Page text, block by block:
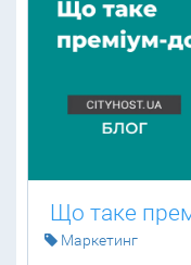
Що таке
Маркетинг